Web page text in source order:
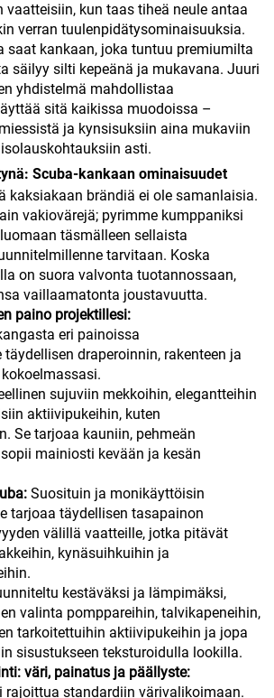
kun taas tiheä neule antaa
verran tuulenpidätysominaisuuksia.
saat kankaan, joka tuntuu premiumilta
säilyy silti kepeänä ja mukavana. Juuri
yhdistelmä mahdollistaa
sitä kaikissa muodoissa –
ja kynsisuksiin aina mukaviin
asti.
Scuba-kankaan ominaisuudet
kaksiakaan brändiä ei ole samanlaisia.
vakiovärejä; pyrimme kumppaniksi
täsmälleen sellaista
tarvitaan. Koska
on suora valvonta tuotannossaan,
vaillaamatonta joustavuutta.
paino projektillesi:
eri painoissa
draperoinnin, rakenteen ja
sujuviin mekkoihin, elegantteihin
aktiivipukeihin, kuten
Se tarjoaa kauniin, pehmeän
mainiosti kevään ja kesän
Suosituin ja monikäyttöisin
tarjoaa täydellisen tasapainon
välillä vaatteille, jotka pitävät
kynäsuihkuihin ja
kestäväksi ja lämpimäksi,
valinta pomppareihin, talvikapeneihin,
tarkoitettuihin aktiivipukeihin ja jopa
sisustukseen teksturoidulla lookilla.
väri, painatus ja päällyste:
rajoittua standardiin värivalikoimaan.